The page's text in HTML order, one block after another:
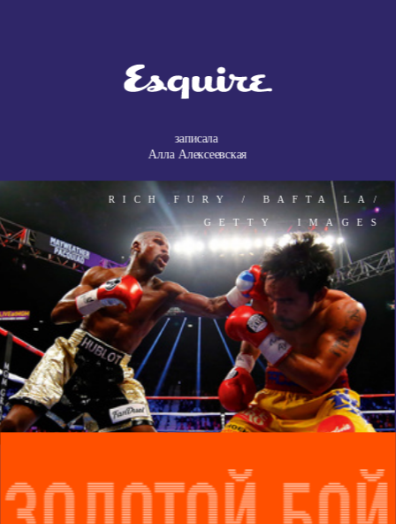
записала
Алла Алексеевская
RICH FURY / BAFTA LA/
GETTY  IMAGES